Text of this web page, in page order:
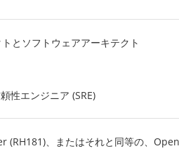
とソフトウェアアーキテクト
性エンジニア (SRE)
、またはそれと同等の、